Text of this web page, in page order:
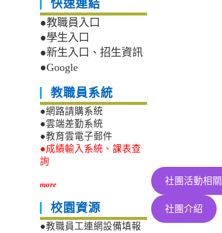
社團活動相關
社團介紹
快速連結
●教職員入口
●學生入口
●新生入口、招生資訊
●Google
教職員系統
●網路請購系統
●雲端差勤系統
●教育雲電子郵件
●成績輸入系統、課表查
詢
more
校園資源
●教職員工連網設備填報